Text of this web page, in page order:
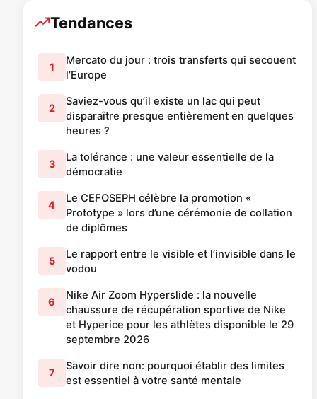
Tendances
1
Mercato du jour : trois transferts qui secouent
l’Europe
2
Saviez-vous qu’il existe un lac qui peut
disparaître presque entièrement en quelques
heures ?
3
La tolérance : une valeur essentielle de la
démocratie
4
Le CEFOSEPH célèbre la promotion «
Prototype » lors d’une cérémonie de collation
de diplômes
5
Le rapport entre le visible et l’invisible dans le
vodou
6
Nike Air Zoom Hyperslide : la nouvelle
chaussure de récupération sportive de Nike
et Hyperice pour les athlètes disponible le 29
septembre 2026
7
Savoir dire non: pourquoi établir des limites
est essentiel à votre santé mentale